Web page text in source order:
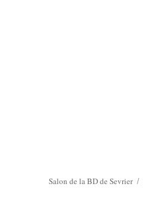
Salon de la BD de Sevrier